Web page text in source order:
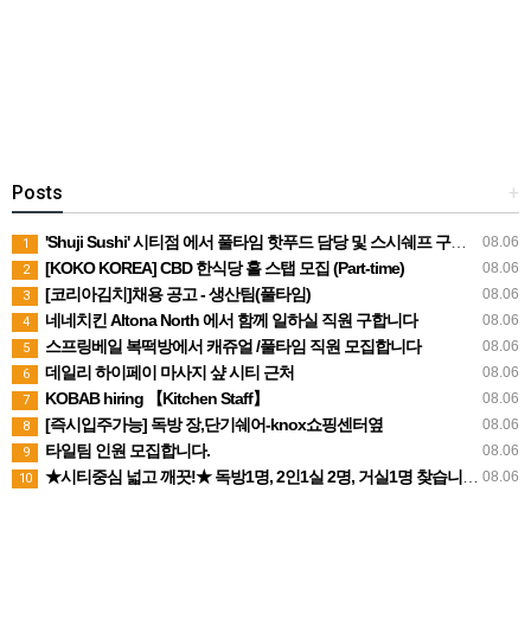
+
Posts
08.06
1 'Shuji Sushi' 시티점 에서 풀타임 핫푸드 담당 및 스시쉐프 구인합니다.
08.06
2 [KOKO KOREA] CBD 한식당 홀 스탭 모집 (Part-time)
08.06
3 [코리아김치]채용 공고 - 생산팀(풀타임)
08.06
4 네네치킨 Altona North 에서 함께 일하실 직원 구합니다
08.06
5 스프링베일 복떡방에서 캐쥬얼 /풀타임 직원 모집합니다
08.06
6 데일리 하이페이 마사지 샾 시티 근처
08.06
7 KOBAB hiring 【Kitchen Staff】
08.06
8 [즉시입주가능] 독방 장,단기쉐어-knox쇼핑센터옆
08.06
9 타일팀 인원 모집합니다.
08.06
10 ★시티중심 넓고 깨끗!★ 독방1명, 2인1실 2명, 거실1명 찾습니다.